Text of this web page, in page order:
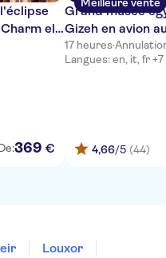
el-
369 €
Grand musée
Gizeh en avion
17 heures·
Langues: en, it, fr +7
4,66/5 (44)
Louxor